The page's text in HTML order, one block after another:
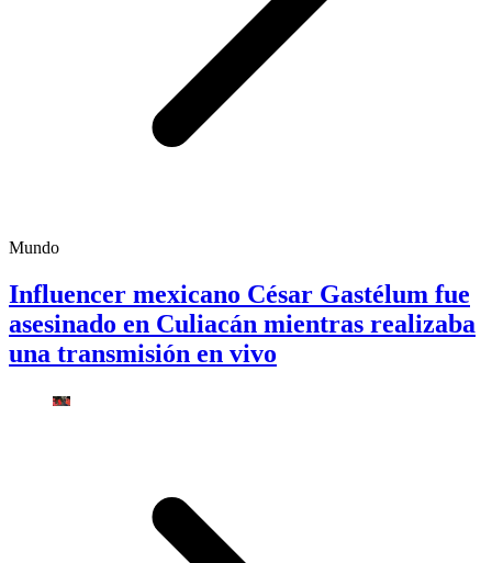
Mundo
Influencer mexicano César Gastélum fue
asesinado en Culiacán mientras realizaba
una transmisión en vivo